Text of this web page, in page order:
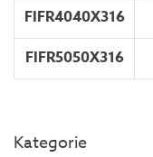
FIFR4040X316
FIFR5050X316
Kategorie